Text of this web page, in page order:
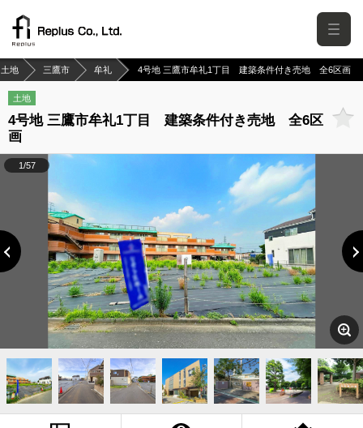
土地 三鷹市 牟礼 4号地 三鷹市牟礼1丁目 建築条件付き売地 全6区画
土地
4号地 三鷹市牟礼1丁目 建築条件付き売地 全6区
画
1/57